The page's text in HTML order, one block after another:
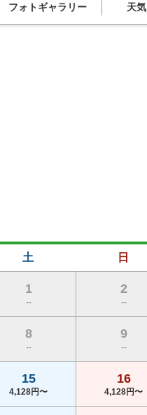
フォトギャラリー 天気
土 日
1
--
2
--
8
--
9
--
15
4,128円〜
16
4,128円〜